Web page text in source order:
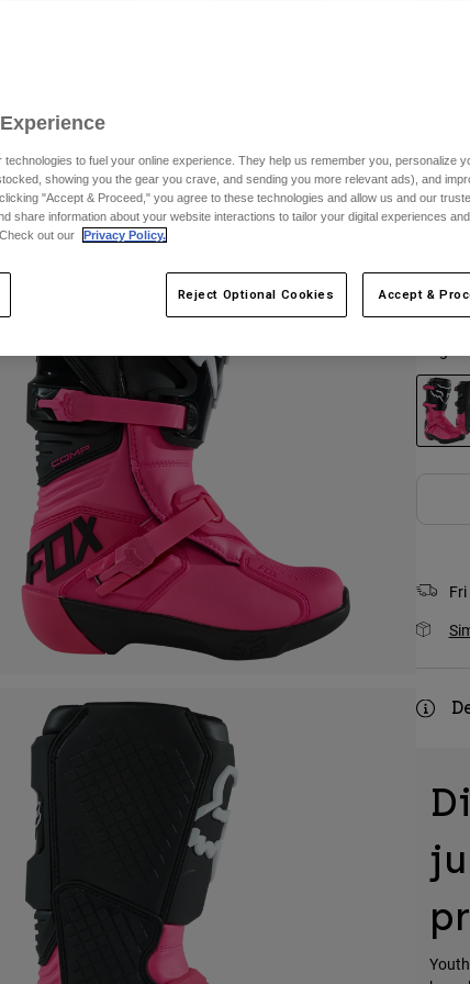
1
technologies to fuel your online experience. They help us remember you, personalize
showing you the gear you crave, and sending you more relevant ads), and
"Accept & Proceed," you agree to these technologies and allow us and our
share information about your website interactions to tailor your digital experiences and
out our
Privacy Policy.
Reject Optional Cookies Accept &